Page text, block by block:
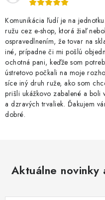
Komunikácia ľudí je na
ružu cez e-shop, ktorá žiaľ
ospravedlnením, že tovar na
iné, prípadne či mi pošlú
ochotná pani, keďže som
ústretovo počkali na moje
síce iný druh ruže, ako som
prišli ukážkovo zabalené a boli
a dzravých trvaliek. Ďakujem
dobré.
Aktuálne novinky